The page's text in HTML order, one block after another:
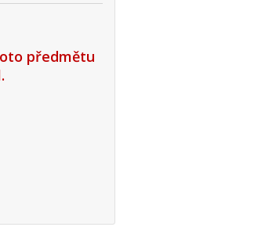
předmětu